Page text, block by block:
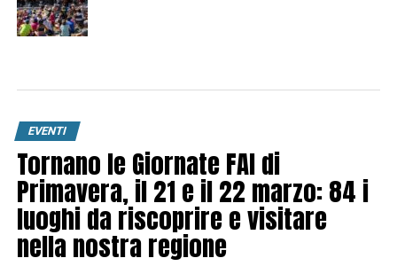
EVENTI
Tornano le Giornate FAI di
Primavera, il 21 e il 22 marzo: 84 i
luoghi da riscoprire e visitare
nella nostra regione